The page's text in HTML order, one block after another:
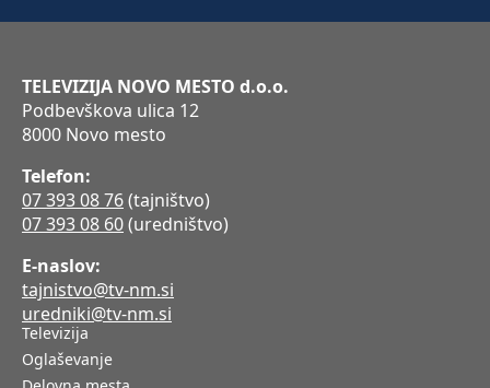
TELEVIZIJA NOVO MESTO d.o.o.
Podbevškova ulica 12
8000 Novo mesto
Telefon:
07 393 08 76(tajništvo)
07 393 08 60(uredništvo)
E-naslov:
tajnistvo@tv-nm.si
uredniki@tv-nm.si
Televizija
Oglaševanje